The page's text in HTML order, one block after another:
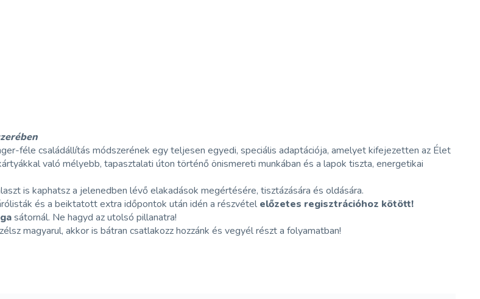
féle családállítás módszerének egy teljesen egyedi, speciális adaptációja, amelyet kifejezetten az Élet
való mélyebb, tapasztalati úton történő önismereti munkában és a lapok tiszta, energetikai
is kaphatsz a jelenedben lévő elakadások megértésére, tisztázására és oldására.
és a beiktatott extra időpontok után idén a részvétel előzetes regisztrációhoz kötött!
sátornál. Ne hagyd az utolsó pillanatra!
magyarul, akkor is bátran csatlakozz hozzánk és vegyél részt a folyamatban!